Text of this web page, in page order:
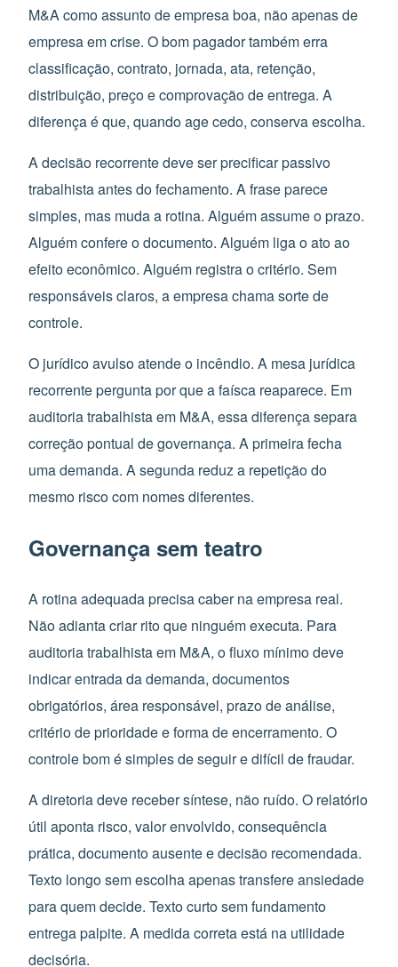
M&A como assunto de empresa boa, não apenas de
empresa em crise. O bom pagador também erra
classificação, contrato, jornada, ata, retenção,
distribuição, preço e comprovação de entrega. A
diferença é que, quando age cedo, conserva escolha.
A decisão recorrente deve ser precificar passivo
trabalhista antes do fechamento. A frase parece
simples, mas muda a rotina. Alguém assume o prazo.
Alguém confere o documento. Alguém liga o ato ao
efeito econômico. Alguém registra o critério. Sem
responsáveis claros, a empresa chama sorte de
controle.
O jurídico avulso atende o incêndio. A mesa jurídica
recorrente pergunta por que a faísca reaparece. Em
auditoria trabalhista em M&A, essa diferença separa
correção pontual de governança. A primeira fecha
uma demanda. A segunda reduz a repetição do
mesmo risco com nomes diferentes.
Governança sem teatro
A rotina adequada precisa caber na empresa real.
Não adianta criar rito que ninguém executa. Para
auditoria trabalhista em M&A, o fluxo mínimo deve
indicar entrada da demanda, documentos
obrigatórios, área responsável, prazo de análise,
critério de prioridade e forma de encerramento. O
controle bom é simples de seguir e difícil de fraudar.
A diretoria deve receber síntese, não ruído. O relatório
útil aponta risco, valor envolvido, consequência
prática, documento ausente e decisão recomendada.
Texto longo sem escolha apenas transfere ansiedade
para quem decide. Texto curto sem fundamento
entrega palpite. A medida correta está na utilidade
decisória.